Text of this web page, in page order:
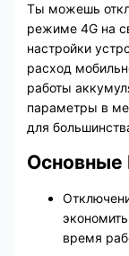
Ты можешь
режиме 4G на
настройки
расход
работы
параметры в
для
время